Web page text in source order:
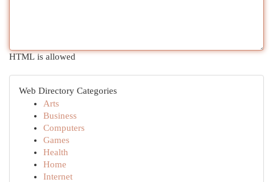
HTML is allowed
Web Directory Categories
Arts
Business
Computers
Games
Health
Home
Internet